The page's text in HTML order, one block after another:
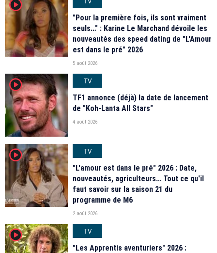
player2
"Pour la première fois, ils sont vraiment
seuls…" : Karine Le Marchand dévoile les
nouveautés des speed dating de "L'Amour
est dans le pré" 2026
5 août 2026
player2
TV
TF1 annonce (déjà) la date de lancement
de "Koh-Lanta All Stars"
4 août 2026
player2
TV
"L'amour est dans le pré" 2026 : Date,
nouveautés, agriculteurs… Tout ce qu'il
faut savoir sur la saison 21 du
programme de M6
2 août 2026
player2
TV
"Les Apprentis aventuriers" 2026 :